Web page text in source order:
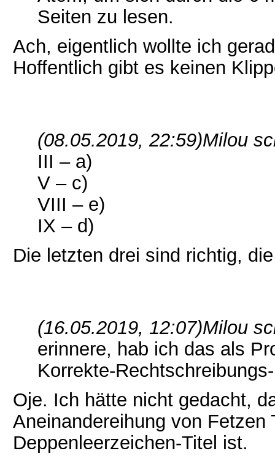
Seiten zu lesen.
Ach, eigentlich wollte ich
Hoffentlich gibt es keinen
(08.05.2019, 22:59)Milou
III – a)
V – c)
VIII – e)
IX – d)
Die letzten drei sind richtig,
(16.05.2019, 12:07)Milou
erinnere, hab ich das als
Korrekte-
Oje. Ich hätte nicht gedacht,
Aneinandereihung von
Deppenleerzeichen-Titel ist.